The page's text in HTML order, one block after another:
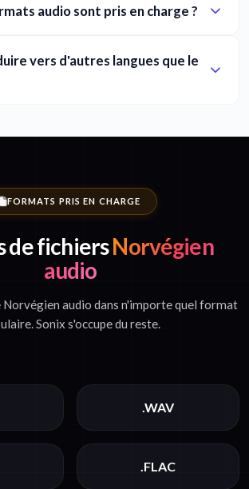
audio sont pris en charge ?
vers d'autres langues que le
FORMATS PRIS EN CHARGE
de fichiersNorvégien
audio
audio dans n'importe quel format
Sonix s'occupe du reste.
.WAV
.FLAC